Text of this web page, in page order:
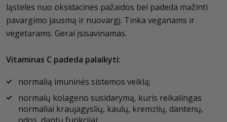
ląsteles nuo oksidacinės pažaidos bei padeda mažinti
pavargimo jausmą ir nuovargį. Tinka veganams ir
vegetarams. Gerai įsisavinamas.
Vitaminas C padeda palaikyti:
normalią imuninės sistemos veiklą;
normalų kolageno susidarymą, kuris reikalingas
normaliai kraujagyslių, kaulų, kremzlių, dantenų,